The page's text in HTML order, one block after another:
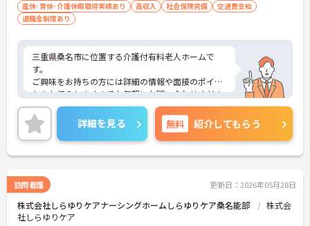
産休･育休･介護休暇取得実績あり
高収入 社会保険完備
交通費支給
退職金制度あり
三重県桑名市に位置する介護付有料老人ホームで
す。
ご興味をお持ちの方には詳細の情報や面接のポイン
トをお伝えしますのでお気軽にお問い合わせくださ
いませ。
詳細を見る 無料 紹介してもらう
訪問看護 更新日：2026年05月28日
株式会社しらゆりケアナーシングホームしらゆりケア桑名能部
株式会
社しらゆりケア